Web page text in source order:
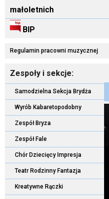
małoletnich
BIP
Regulamin pracowni muzycznej
Zespoły i sekcje:
Samodzielna Sekcja Brydża
Wyrób Kabaretopodobny
Zespół Bryza
Zespół Fale
Chór Dziecięcy Impresja
Teatr Rodzinny Fantazja
Kreatywne Rączki